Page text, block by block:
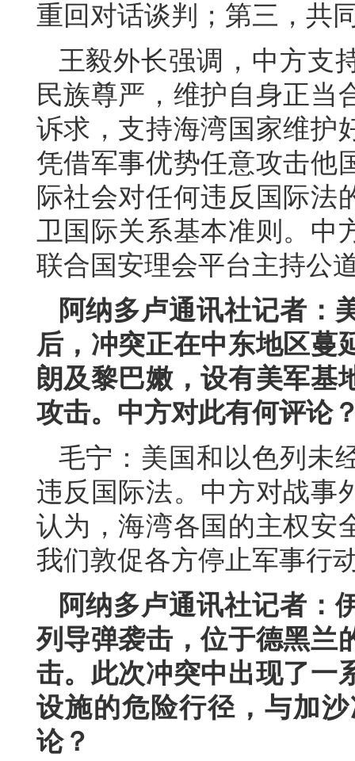
重回对话谈判；第三，共
王毅外长强调，中方支
民族尊严，维护自身正当
诉求，支持海湾国家维护
凭借军事优势任意攻击他
际社会对任何违反国际法
卫国际关系基本准则。中
联合国安理会平台主持公
阿纳多卢通讯社记者：
后，冲突正在中东地区蔓
朗及黎巴嫩，设有美军基
攻击。中方对此有何评论
毛宁：美国和以色列未
违反国际法。中方对战事
认为，海湾各国的主权安
我们敦促各方停止军事行
阿纳多卢通讯社记者：
列导弹袭击，位于德黑兰
击。此次冲突中出现了一
设施的危险行径，与加
论？